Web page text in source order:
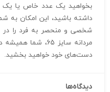
بخواهید یک عدد خاص یا یک
داشته باشید، این امکان به
شخصی و منحصر به فرد را در
مردانه سایز 65،
دست‌های خود خواهید بخشید.
دیدگاه‌ها